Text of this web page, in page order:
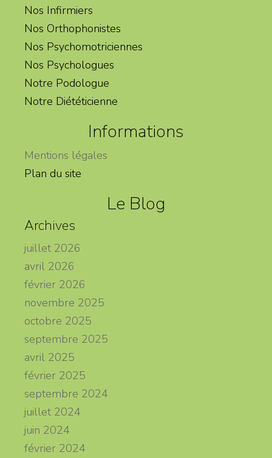
Nos Infirmiers
Nos Orthophonistes
Nos Psychomotriciennes
Nos Psychologues
Notre Podologue
Notre Diététicienne
Informations
Mentions légales
Plan du site
Le Blog
Archives
juillet 2026
avril 2026
février 2026
novembre 2025
octobre 2025
septembre 2025
avril 2025
février 2025
septembre 2024
juillet 2024
juin 2024
février 2024